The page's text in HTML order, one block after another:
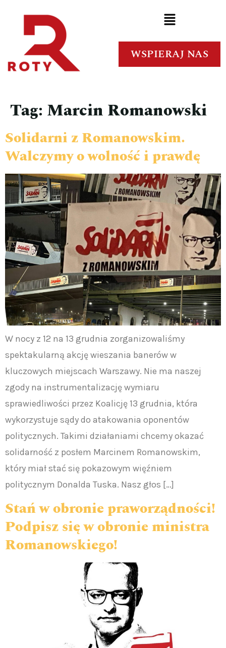
WSPIERAJ NAS
Tag: Marcin Romanowski
Solidarni z Romanowskim.
Walczymy o wolność i prawdę
W nocy z 12 na 13 grudnia zorganizowaliśmy
spektakularną akcję wieszania banerów w
kluczowych miejscach Warszawy. Nie ma naszej
zgody na instrumentalizację wymiaru
sprawiedliwości przez Koalicję 13 grudnia, która
wykorzystuje sądy do atakowania oponentów
politycznych. Takimi działaniami chcemy okazać
solidarność z posłem Marcinem Romanowskim,
który miał stać się pokazowym więźniem
politycznym Donalda Tuska. Nasz głos […]
Stań w obronie praworządności!
Podpisz się w obronie ministra
Romanowskiego!